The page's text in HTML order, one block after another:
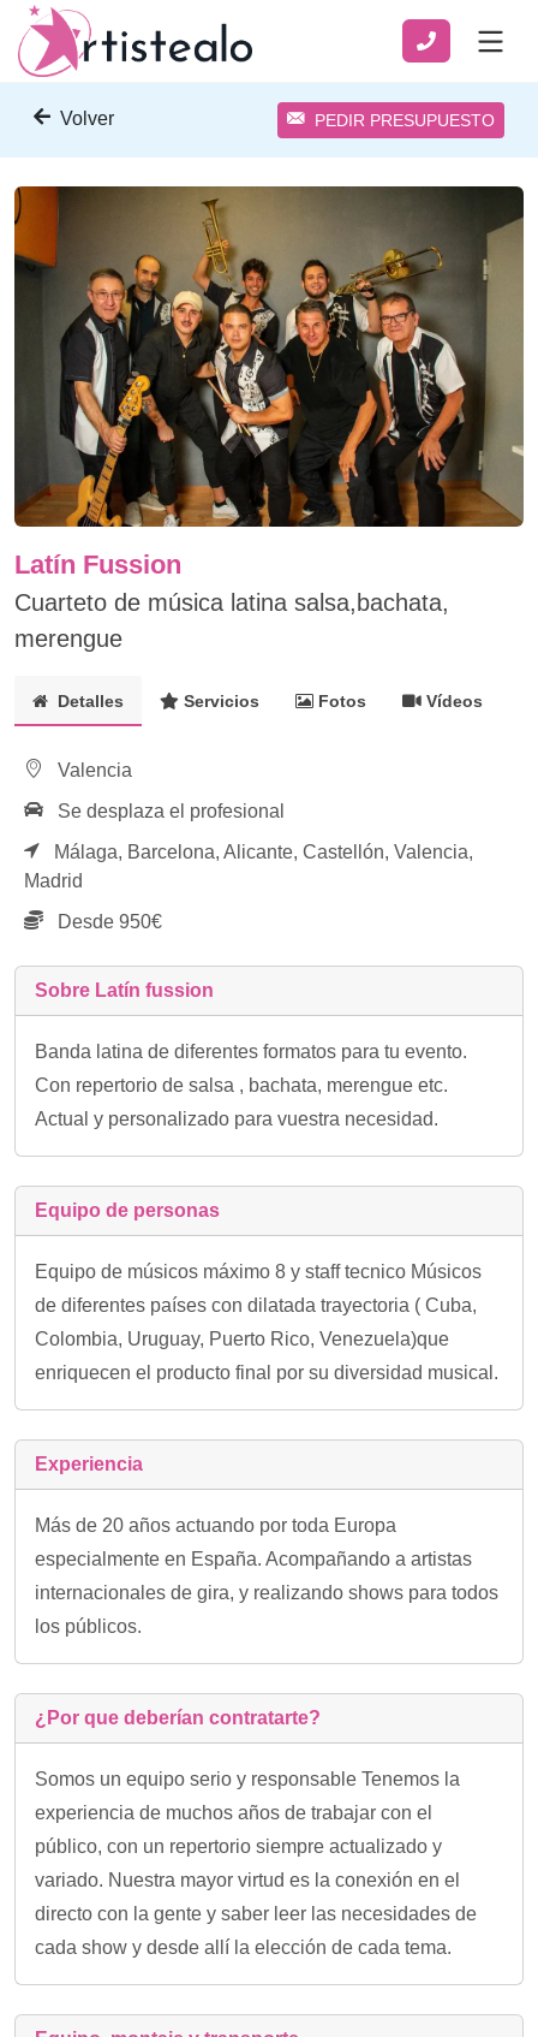
Volver PEDIR PRESUPUESTO
Latín Fussion
Cuarteto de música latina salsa,bachata,
merengue
Detalles Servicios Fotos Vídeos
Valencia
Se desplaza el profesional
Málaga, Barcelona, Alicante, Castellón, Valencia,
Madrid
Desde 950€
Sobre Latín fussion
Banda latina de diferentes formatos para tu evento.
Con repertorio de salsa , bachata, merengue etc.
Actual y personalizado para vuestra necesidad.
Equipo de personas
Equipo de músicos máximo 8 y staff tecnico Músicos
de diferentes países con dilatada trayectoria ( Cuba,
Colombia, Uruguay, Puerto Rico, Venezuela)que
enriquecen el producto final por su diversidad musical.
Experiencia
Más de 20 años actuando por toda Europa
especialmente en España. Acompañando a artistas
internacionales de gira, y realizando shows para todos
los públicos.
¿Por que deberían contratarte?
Somos un equipo serio y responsable Tenemos la
experiencia de muchos años de trabajar con el
público, con un repertorio siempre actualizado y
variado. Nuestra mayor virtud es la conexión en el
directo con la gente y saber leer las necesidades de
cada show y desde allí la elección de cada tema.